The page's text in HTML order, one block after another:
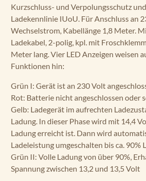
Kurzschluss- und Verpolungsschutz
Ladekennlinie IUoU. Für Anschluss an
Wechselstrom, Kabellänge 1,8 Meter.
Ladekabel, 2-polig, kpl. mit
Meter lang. Vier LED Anzeigen weisen
Funktionen hin:
Grün I: Gerät ist an 230 Volt
Rot: Batterie nicht angeschlossen oder
Gelb: Ladegerät im aufrechten
Ladung. In dieser Phase wird mit 14,4
Ladung erreicht ist. Dann wird
Ladeleistung umgeschalten bis ca. 90%
Grün II: Volle Ladung von über 90%,
Spannung zwischen 13,2 und 13,5 Volt